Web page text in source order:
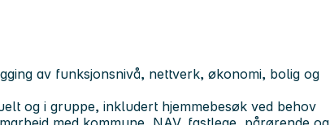
av funksjonsnivå, nettverk, økonomi, bolig og
og i gruppe, inkludert hjemmebesøk ved behov